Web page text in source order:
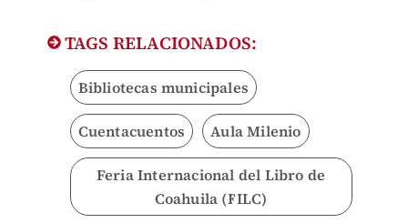
TAGS RELACIONADOS:
Bibliotecas municipales
Cuentacuentos Aula Milenio
Feria Internacional del Libro de
Coahuila (FILC)